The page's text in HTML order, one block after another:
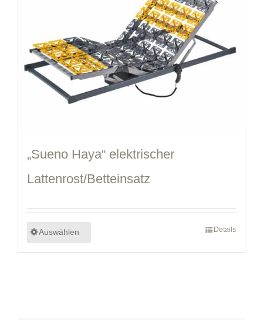
„Sueno Haya“ elektrischer
Lattenrost/Betteinsatz
Auswählen Details